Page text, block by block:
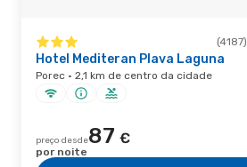
(4187)
Hotel Mediteran Plava Laguna
Porec · 2,1 km de centro da cidade
preço desde87 €
por noite